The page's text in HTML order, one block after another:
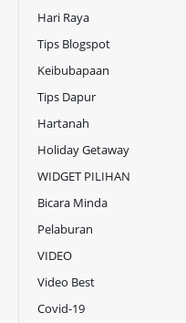
Hari Raya
Tips Blogspot
Keibubapaan
Tips Dapur
Hartanah
Holiday Getaway
WIDGET PILIHAN
Bicara Minda
Pelaburan
VIDEO
Video Best
Covid-19